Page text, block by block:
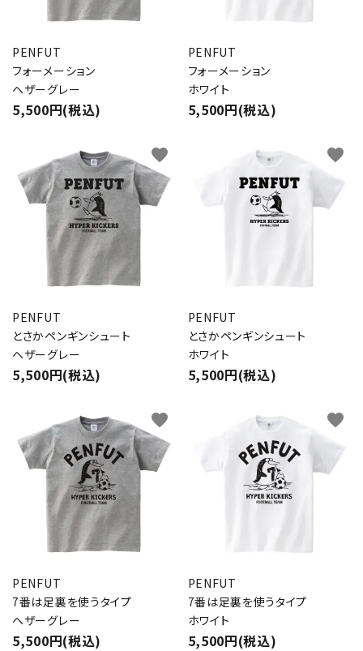
PENFUT
フォーメーション
ヘザーグレー
5,500円(税込)
PENFUT
フォーメーション
ホワイト
5,500円(税込)
PENFUT
とさかペンギンシュート
ヘザーグレー
5,500円(税込)
favorite
PENFUT
とさかペンギンシュート
ホワイト
5,500円(税込)
favorite
PENFUT
7番は足裏を使うタイプ
ヘザーグレー
5,500円(税込)
favorite
PENFUT
7番は足裏を使うタイプ
ホワイト
5,500円(税込)
favorite